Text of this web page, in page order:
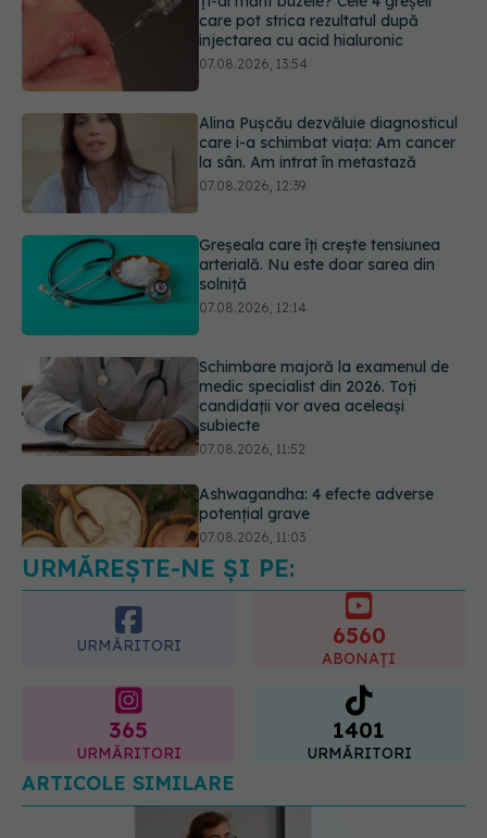
Alina Pușcău dezvăluie diagnosticul
care i-a schimbat viața: Am cancer
la sân. Am intrat în metastază
07.08.2026, 12:39
Greșeala care îți crește tensiunea
arterială. Nu este doar sarea din
solniță
07.08.2026, 12:14
Schimbare majoră la examenul de
medic specialist din 2026. Toți
candidații vor avea aceleași
subiecte
Ashwagandha: 4 efecte adverse
potențial grave
07.08.2026, 11:03
Ți-ai mărit buzele? Cele 4 greșeli
care pot strica rezultatul după
injectarea cu acid hialuronic
07.08.2026, 13:54
URMĂREȘTE-NE ȘI PE:
URMĂRITORI
365 1401
ARTICOLE SIMILARE